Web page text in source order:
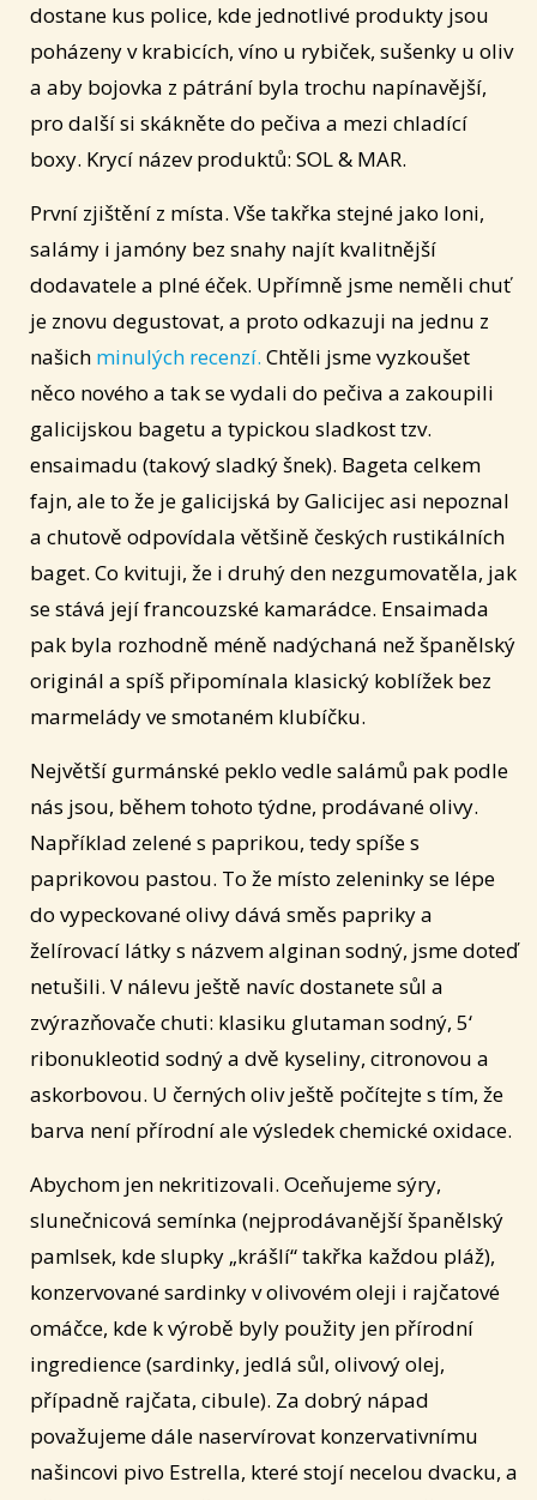
dostane kus police, kde jednotlivé produkty jsou
poházeny v krabicích, víno u rybiček, sušenky u oliv
a aby bojovka z pátrání byla trochu napínavější,
pro další si skákněte do pečiva a mezi chladící
boxy. Krycí název produktů: SOL & MAR.
První zjištění z místa. Vše takřka stejné jako loni,
salámy i jamóny bez snahy najít kvalitnější
dodavatele a plné éček. Upřímně jsme neměli chuť
je znovu degustovat, a proto odkazuji na jednu z
našich minulých recenzí. Chtěli jsme vyzkoušet
něco nového a tak se vydali do pečiva a zakoupili
galicijskou bagetu a typickou sladkost tzv.
ensaimadu (takový sladký šnek). Bageta celkem
fajn, ale to že je galicijská by Galicijec asi nepoznal
a chutově odpovídala většině českých rustikálních
baget. Co kvituji, že i druhý den nezgumovatěla, jak
se stává její francouzské kamarádce. Ensaimada
pak byla rozhodně méně nadýchaná než španělský
originál a spíš připomínala klasický koblížek bez
marmelády ve smotaném klubíčku.
Největší gurmánské peklo vedle salámů pak podle
nás jsou, během tohoto týdne, prodávané olivy.
Například zelené s paprikou, tedy spíše s
paprikovou pastou. To že místo zeleninky se lépe
do vypeckované olivy dává směs papriky a
želírovací látky s názvem alginan sodný, jsme doteď
netušili. V nálevu ještě navíc dostanete sůl a
zvýrazňovače chuti: klasiku glutaman sodný, 5‘
ribonukleotid sodný a dvě kyseliny, citronovou a
askorbovou. U černých oliv ještě počítejte s tím, že
barva není přírodní ale výsledek chemické oxidace.
Abychom jen nekritizovali. Oceňujeme sýry,
slunečnicová semínka (nejprodávanější španělský
pamlsek, kde slupky „krášlí“ takřka každou pláž),
konzervované sardinky v olivovém oleji i rajčatové
omáčce, kde k výrobě byly použity jen přírodní
ingredience (sardinky, jedlá sůl, olivový olej,
případně rajčata, cibule). Za dobrý nápad
považujeme dále naservírovat konzervativnímu
našincovi pivo Estrella, které stojí necelou dvacku, a